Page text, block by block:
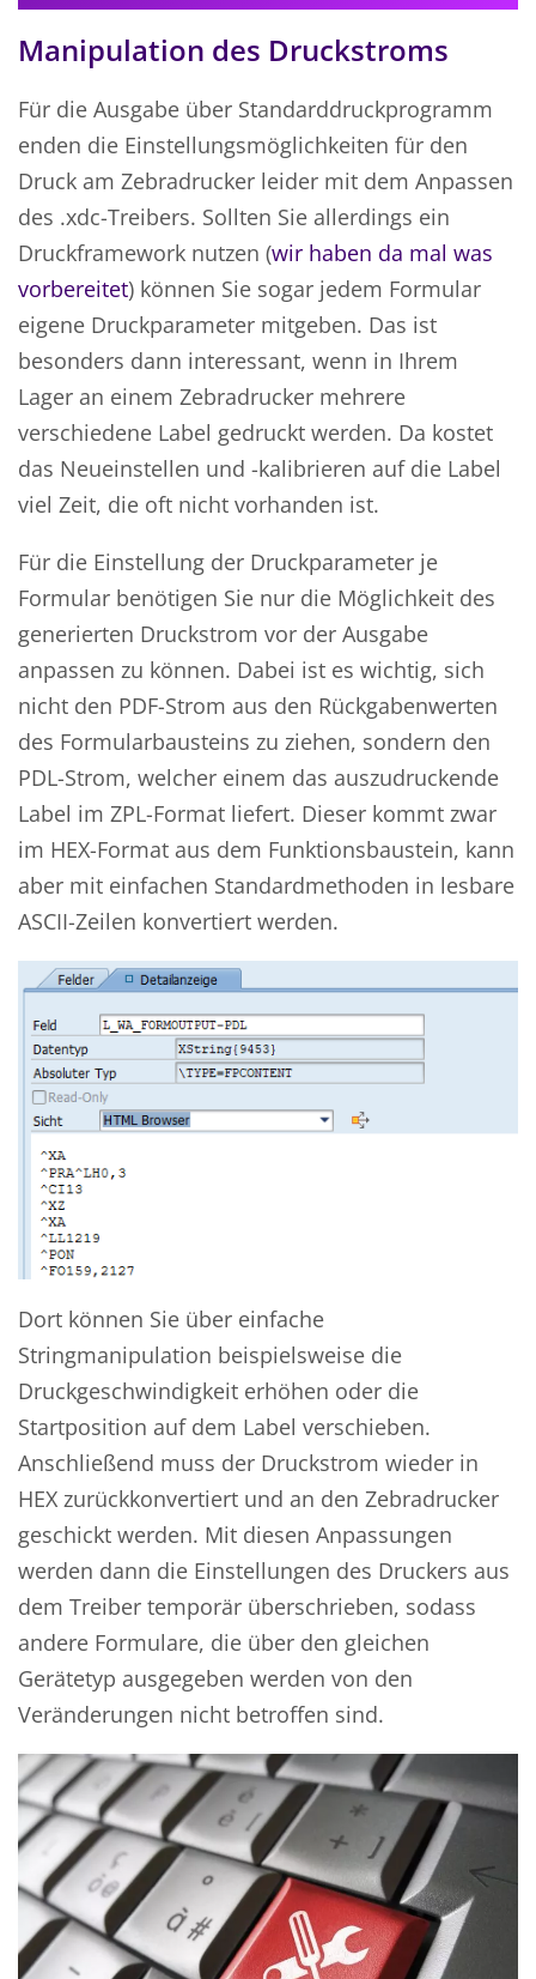
Manipulation des Druckstroms
Für die Ausgabe über Standarddruckprogramm
enden die Einstellungsmöglichkeiten für den
Druck am Zebradrucker leider mit dem Anpassen
des .xdc-Treibers. Sollten Sie allerdings ein
Druckframework nutzen (wir haben da mal was
vorbereitet) können Sie sogar jedem Formular
eigene Druckparameter mitgeben. Das ist
besonders dann interessant, wenn in Ihrem
Lager an einem Zebradrucker mehrere
verschiedene Label gedruckt werden. Da kostet
das Neueinstellen und -kalibrieren auf die Label
viel Zeit, die oft nicht vorhanden ist.
Für die Einstellung der Druckparameter je
Formular benötigen Sie nur die Möglichkeit des
generierten Druckstrom vor der Ausgabe
anpassen zu können. Dabei ist es wichtig, sich
nicht den PDF-Strom aus den Rückgabenwerten
des Formularbausteins zu ziehen, sondern den
PDL-Strom, welcher einem das auszudruckende
Label im ZPL-Format liefert. Dieser kommt zwar
im HEX-Format aus dem Funktionsbaustein, kann
aber mit einfachen Standardmethoden in lesbare
ASCII-Zeilen konvertiert werden.
Dort können Sie über einfache
Stringmanipulation beispielsweise die
Druckgeschwindigkeit erhöhen oder die
Startposition auf dem Label verschieben.
Anschließend muss der Druckstrom wieder in
HEX zurückkonvertiert und an den Zebradrucker
geschickt werden. Mit diesen Anpassungen
werden dann die Einstellungen des Druckers aus
dem Treiber temporär überschrieben, sodass
andere Formulare, die über den gleichen
Gerätetyp ausgegeben werden von den
Veränderungen nicht betroffen sind.